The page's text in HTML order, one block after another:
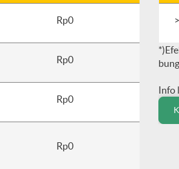
Rp0
Rp0
Rp0
Rp0
Info